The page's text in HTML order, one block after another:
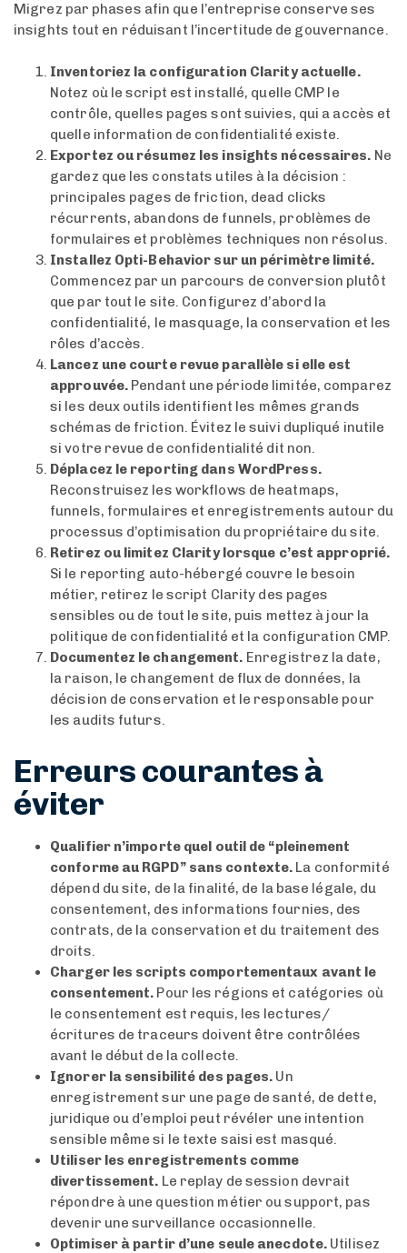
Migrez par phases afin que l’entreprise conserve ses
insights tout en réduisant l’incertitude de gouvernance.
Inventoriez la configuration Clarity actuelle.
Notez où le script est installé, quelle CMP le
contrôle, quelles pages sont suivies, qui a accès et
quelle information de confidentialité existe.
Exportez ou résumez les insights nécessaires. Ne
gardez que les constats utiles à la décision :
principales pages de friction, dead clicks
récurrents, abandons de funnels, problèmes de
formulaires et problèmes techniques non résolus.
Installez Opti-Behavior sur un périmètre limité.
Commencez par un parcours de conversion plutôt
que par tout le site. Configurez d’abord la
confidentialité, le masquage, la conservation et les
rôles d’accès.
Lancez une courte revue parallèle si elle est
approuvée. Pendant une période limitée, comparez
si les deux outils identifient les mêmes grands
schémas de friction. Évitez le suivi dupliqué inutile
si votre revue de confidentialité dit non.
Déplacez le reporting dans WordPress.
Reconstruisez les workflows de heatmaps,
funnels, formulaires et enregistrements autour du
processus d’optimisation du propriétaire du site.
Retirez ou limitez Clarity lorsque c’est approprié.
Si le reporting auto-hébergé couvre le besoin
métier, retirez le script Clarity des pages
sensibles ou de tout le site, puis mettez à jour la
politique de confidentialité et la configuration CMP.
Documentez le changement. Enregistrez la date,
la raison, le changement de flux de données, la
décision de conservation et le responsable pour
les audits futurs.
Erreurs courantes à
éviter
Qualifier n’importe quel outil de “pleinement
conforme au RGPD” sans contexte. La conformité
dépend du site, de la finalité, de la base légale, du
consentement, des informations fournies, des
contrats, de la conservation et du traitement des
droits.
Charger les scripts comportementaux avant le
consentement. Pour les régions et catégories où
le consentement est requis, les lectures/
écritures de traceurs doivent être contrôlées
avant le début de la collecte.
Ignorer la sensibilité des pages. Un
enregistrement sur une page de santé, de dette,
juridique ou d’emploi peut révéler une intention
sensible même si le texte saisi est masqué.
Utiliser les enregistrements comme
divertissement. Le replay de session devrait
répondre à une question métier ou support, pas
devenir une surveillance occasionnelle.
Optimiser à partir d’une seule anecdote. Utilisez